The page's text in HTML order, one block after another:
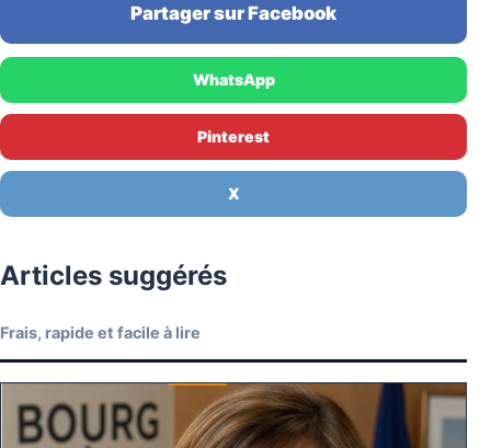
Partager sur Facebook
WhatsApp
Pinterest
X
Articles suggérés
Frais, rapide et facile à lire